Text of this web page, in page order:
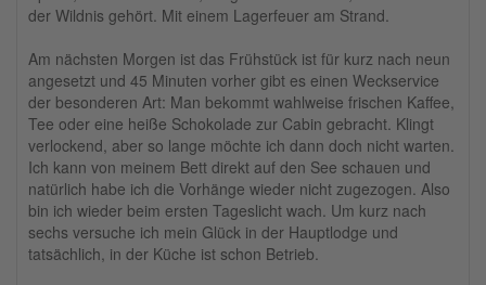
der Wildnis gehört. Mit einem Lagerfeuer am Strand.
Am nächsten Morgen ist das Frühstück ist für kurz nach neun
angesetzt und 45 Minuten vorher gibt es einen Weckservice
der besonderen Art: Man bekommt wahlweise frischen Kaffee,
Tee oder eine heiße Schokolade zur Cabin gebracht. Klingt
verlockend, aber so lange möchte ich dann doch nicht warten.
Ich kann von meinem Bett direkt auf den See schauen und
natürlich habe ich die Vorhänge wieder nicht zugezogen. Also
bin ich wieder beim ersten Tageslicht wach. Um kurz nach
sechs versuche ich mein Glück in der Hauptlodge und
tatsächlich, in der Küche ist schon Betrieb.